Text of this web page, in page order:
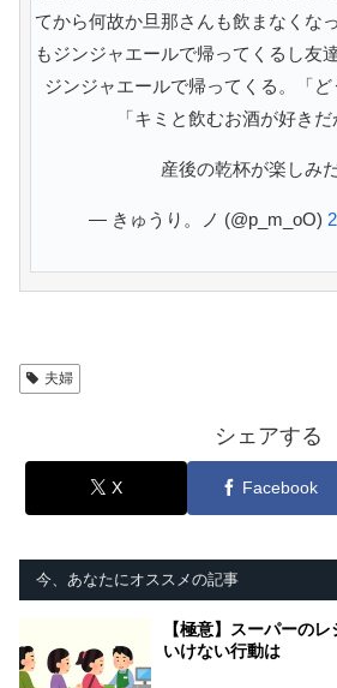
てから何故か旦那さんも飲まなくな
もジンジャエールで帰ってくるし友
ジンジャエールで帰ってくる。「
「キミと飲むお酒が好きだ
産後の乾杯が楽しみだ
— きゅうり。ノ (@p_m_oO)
夫婦
シェアする
X Facebook
今、あなたにオススメの記事
【極意】スーパーの
いけない行動は